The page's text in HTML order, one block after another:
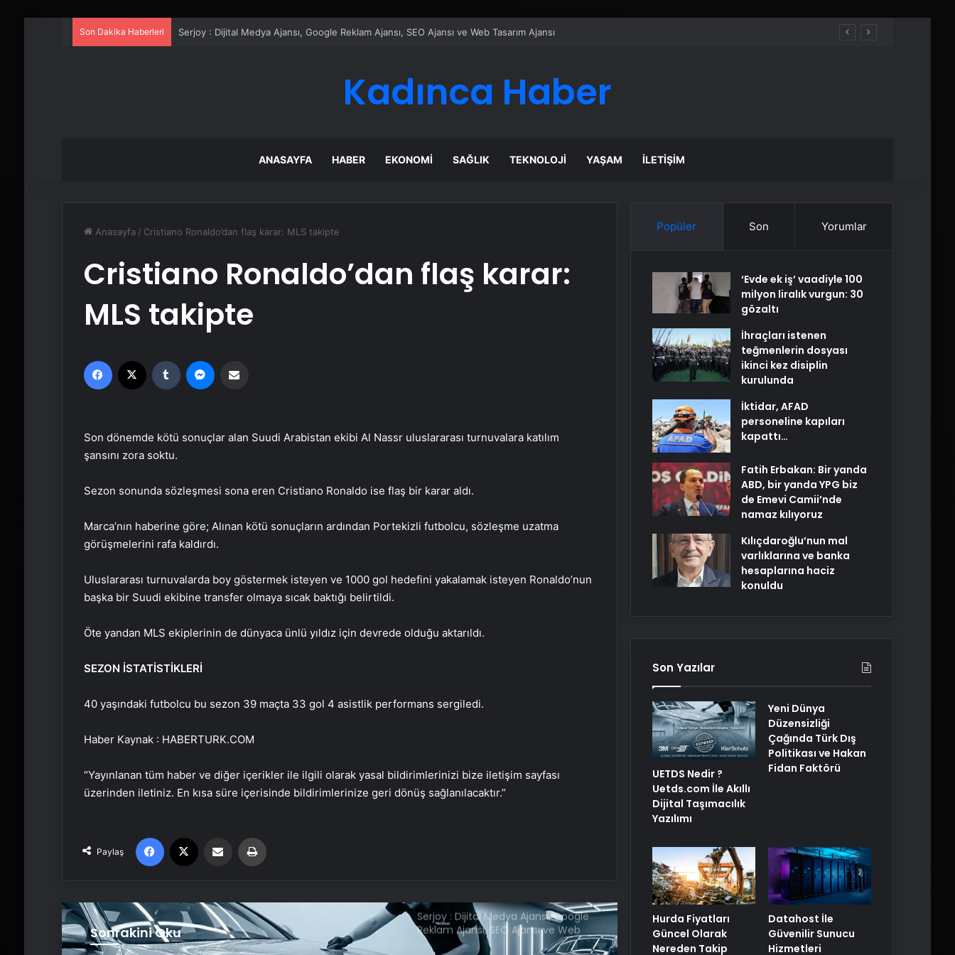
Son Dakika Haberleri UETDS Nedir ? Uetds.com İle Akıllı Dijital Taşımacılık Yazılımı
Kadınca Haber
ANASAYFA HABER EKONOMI SAĞLIK TEKNOLOJI YAŞAM İLETIŞIM
Anasayfa / Cristiano Ronaldo’dan flaş karar: MLS takipte
Cristiano Ronaldo’dan flaş karar:
MLS takipte
Facebook Tumblr
Son dönemde kötü sonuçlar alan Suudi Arabistan ekibi Al Nassr uluslararası turnuvalara katılım
şansını zora soktu.
Sezon sonunda sözleşmesi sona eren Cristiano Ronaldo ise flaş bir karar aldı.
Marca’nın haberine göre; Alınan kötü sonuçların ardından Portekizli futbolcu, sözleşme uzatma
görüşmelerini rafa kaldırdı.
Uluslararası turnuvalarda boy göstermek isteyen ve 1000 gol hedefini yakalamak isteyen Ronaldo’nun
başka bir Suudi ekibine transfer olmaya sıcak baktığı belirtildi.
Öte yandan MLS ekiplerinin de dünyaca ünlü yıldız için devrede olduğu aktarıldı.
SEZON İSTATİSTİKLERİ
40 yaşındaki futbolcu bu sezon 39 maçta 33 gol 4 asistlik performans sergiledi.
Haber Kaynak : HABERTURK.COM
“Yayınlanan tüm haber ve diğer içerikler ile ilgili olarak yasal bildirimlerinizi bize iletişim sayfası
üzerinden iletiniz. En kısa süre içerisinde bildirimlerinize geri dönüş sağlanılacaktır.”
Paylaş
Facebook Email'den paylaş
Sonrakini Oku
Hatay’da orman yangını çıktı
Serjoy : Dijital Medya Ajansı, Google
Reklam Ajansı, SEO Ajansı ve Web
Tasarım Ajansı
Popüler Son Yorumlar
‘Evde ek iş’ vaadiyle 100
milyon liralık vurgun: 30
gözaltı
İhraçları istenen
teğmenlerin dosyası
ikinci kez disiplin
kurulunda
İktidar, AFAD
personeline kapıları
kapattı…
Fatih Erbakan: Bir yanda
ABD, bir yanda YPG biz
de Emevi Camii’nde
namaz kılıyoruz
Kılıçdaroğlu’nun mal
varlıklarına ve banka
hesaplarına haciz
konuldu
Son Yazılar
UETDS Nedir ?
Uetds.com İle Akıllı
Dijital Taşımacılık
Yazılımı
Yeni Dünya
Düzensizliği
Çağında Türk Dış
Politikası ve Hakan
Fidan Faktörü
Hurda Fiyatları
Güncel Olarak
Nereden Takip
Datahost İle
Güvenilir Sunucu
Hizmetleri